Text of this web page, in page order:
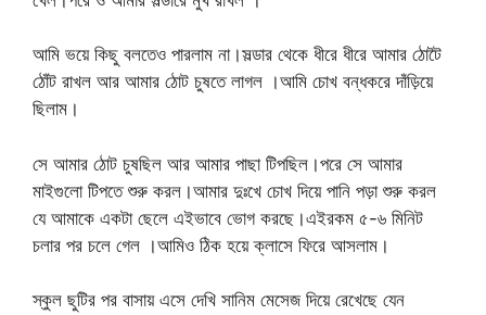
আমি ভয়ে কিছু বলতেও পারলাম না।সল্ডার থেকে ধীরে ধীরে আমার ঠোটৈ
ঠোঁট রাখল আর আমার ঠোট চুষতে লাগল ।আমি চোখ বন্ধ‌করে দাঁড়িয়ে
ছিলাম।
সে আমার ঠোট চুষছিল আর আমার পাছা টিপছিল।পরে সে আমার
মাইগুলো টিপতে শুরু করল।আমার দুঃখে চোখ দিয়ে পানি পড়া শুরু করল
যে আমাকে একটা ছেলে এইভাবে ভোগ করছে।এইরকম ৫-৬ মিনিট
চলার পর চলে গেল ।আমিও ঠিক হয়ে ক্লাসে ফিরে আসলাম।
স্কুল ছুটির পর বাসায় এসে দেখি সানিম মেসেজ দিয়ে রেখেছে যেন